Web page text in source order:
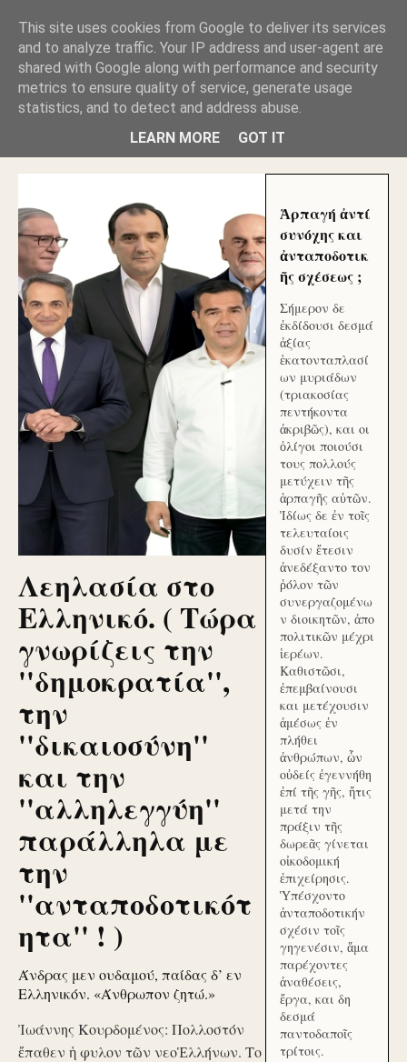
ΑΥΤΟΧΘΟΝΕΣ ΜΟΥ ΕΚΛΕΙΣΑΝ ΤΑ ΣΟΣΙΑΛ ΚΑΙ
ΦΙΜΩΣΑΝ ΤΟ SITE. ΟΙ ΧΙΛΙΑΔΕΣ ΜΙΚΡΟΕΠΕΝΔΥΤΕΣ
ΕΠΕΝΔΥΣΑΤΕ ΓΙΑ ΛΕΗΛΑΣΙΑ ΚΑΙ ΕΓΚΛΗΜΑ ?
ΓΛΥΦΑΔΑ WEB |ΟΙ ΜΕΓΑΛΟΙ ΚΛΕΠΤΑΙ ΑΠΟ ΤΟ
ΜΙΚΡΟΝ ΑΠΑΓΟΥΣΙ
Λεηλασία στο
Ελληνικό. ( Τώρα
γνωρίζεις την
''δημοκρατία'',
την
''δικαιοσύνη''
και την
''αλληλεγγύη''
παράλληλα με
την
''ανταποδοτικότ
ητα'' ! )
Άνδρας μεν ουδαμού, παίδας δ’ εν
Ελληνικόν. «Άνθρωπον ζητώ.»
Ἰωάννης Κουρδομένος: Πολλοστόν
ἔπαθεν ἡ φυλον τῶν νεοἙλλήνων. Το
Ἁρπαγή ἀντί
συνόχης και
ἀνταποδοτικ
ῆς σχέσεως ;
Σήμερον δε
ἐκδίδουσι δεσμά
ἀξίας
ἑκατονταπλασί
ων μυριάδων
(τριακοσίας
πεντήκοντα
ἀκριβῶς), και οι
ὀλίγοι ποιούσι
τους πολλούς
μετύχειν τῆς
ἁρπαγῆς αὐτῶν.
Ἰδίως δε ἐν τοῖς
τελευταίοις
δυσίν ἔτεσιν
ἀνεδέξαντο τον
ῥόλον τῶν
συνεργαζομένω
ν διοικητῶν, ἀπο
πολιτικῶν μέχρι
ἱερέων.
Καθιστῶσι,
ἐπεμβαίνουσι
και μετέχουσιν
ἀμέσως ἐν
πλήθει
ἀνθρώπων, ὧν
οὐδείς ἐγεννήθη
ἐπί τῆς γῆς, ἥτις
μετά την
πράξιν τῆς
δωρεᾶς γίνεται
οἰκοδομική
ἐπιχείρησις.
Ὑπέσχοντο
ἀνταποδοτικήν
σχέσιν τοῖς
γηγενέσιν, ἅμα
παρέχοντες
ἀναθέσεις,
ἔργα, και δη
δεσμά
παντοδαποῖς
τρίτοις.
This site uses cookies from Google to deliver its services
and to analyze traffic. Your IP address and user-agent are
shared with Google along with performance and security
metrics to ensure quality of service, generate usage
statistics, and to detect and address abuse.
LEARN MORE
GOT IT